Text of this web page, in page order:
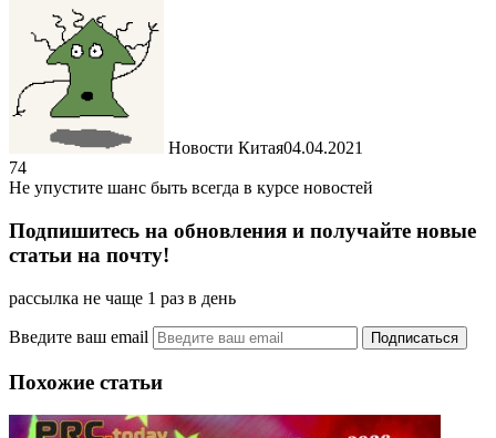
Новости Китая04.04.2021
74
Не упустите шанс быть всегда в курсе новостей
Подпишитесь на обновления и получайте новые
статьи на почту!
рассылка не чаще 1 раз в день
Введите ваш email
Похожие статьи